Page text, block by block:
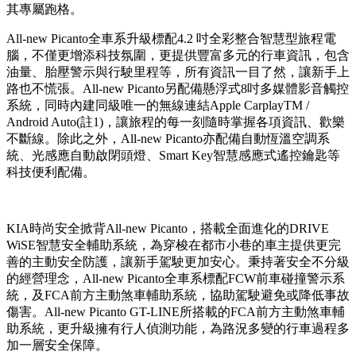
其專屬跑格。
All-new Picanto全車系升級標配4.2 吋全彩整合智慧型旅程電
腦，不僅更增添科技氛圍，更提供豐富多元的行車資訊，包含
油量、胎壓警示與行駛里程等，所有資訊一目了然，讓新手上
路也不慌張。All-new Picanto另配備懸浮式8吋多媒體影音觸控
系統，同時內建同級唯一的無線連結Apple CarplayTM /
Android Auto(註1)，讓旅程的每一刻隨時掌握各項資訊、歡樂
不斷線。除此之外，All-new Picanto亦配備自動恆溫空調系
統、光感應自動啟閉頭燈、Smart Key智慧感應式遙控鑰匙等
科技便利配備。
KIA時尚安全掀背All-new Picanto，搭載全面進化的DRIVE
WiSE智慧安全輔助系統，為穿梭在都市小巷的車主提供更完
善的主動安全防護，讓新手駕駛更加安心。秉持著安全不分級
的經營理念，All-new Picanto全車系標配FCW前車碰撞警示系
統，及FCA前方主動煞車輔助系統，協助駕駛避免或降低事故
傷害。All-new Picanto GT-LINE所搭載的FCA前方主動煞車輔
助系統，更升級擁有行人偵測功能，為路況多變的行車過程多
加一層安全保障。